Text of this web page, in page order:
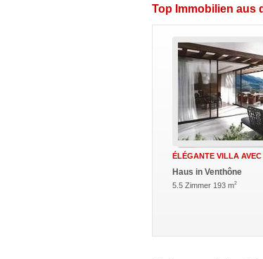
Top Immobilien aus
ÉLÉGANTE VILLA
Haus in Venthône
5.5 Zimmer 193 m2